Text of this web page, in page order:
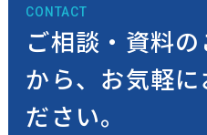
CONTACT
ご相談・資料
から、 お気軽に
ださい。